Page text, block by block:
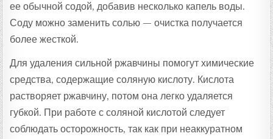
ее обычной содой, добавив несколько капель воды.
Соду можно заменить солью — очистка получается
более жесткой.
Для удаления сильной ржавчины помогут химические
средства, содержащие соляную кислоту. Кислота
растворяет ржавчину, потом она легко удаляется
губкой. При работе с соляной кислотой следует
соблюдать осторожность, так как при неаккуратном